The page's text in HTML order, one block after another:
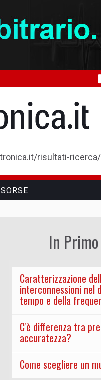
risultati-
In
Caratterizzazione
interconnessioni nel
tempo e della
C'è differenza tra
accuratezza?
Come scegliere un